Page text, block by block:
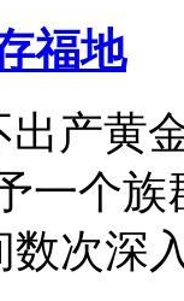
福地
产黄
一个
数次